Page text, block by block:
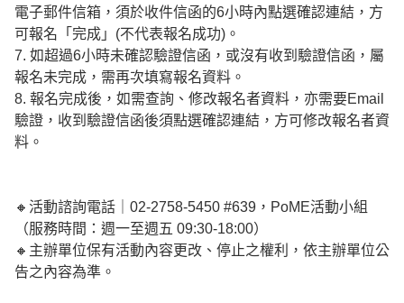
電子郵件信箱，須於收件信函的6小時內點選確認連結，方
可報名「完成」(不代表報名成功)。
7. 如超過6小時未確認驗證信函，或沒有收到驗證信函，屬
報名未完成，需再次填寫報名資料。
8. 報名完成後，如需查詢、修改報名者資料，亦需要Email
驗證，收到驗證信函後須點選確認連結，方可修改報名者資
料。
🔸活動諮詢電話｜02-2758-5450 #639，PoME活動小組
（服務時間：週一至週五 09:30-18:00）
🔸主辦單位保有活動內容更改、停止之權利，依主辦單位公
告之內容為準。